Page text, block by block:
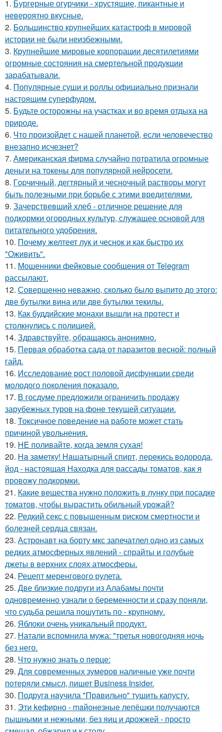
1. Бургерные огурчики - хрустящие, пикантные и
невероятно вкусные.
2. Большинство крупнейших катастроф в мировой
истории не были неизбежными.
3. Крупнейшие мировые корпорации десятилетиями
огромные состояния на смертельной продукции
зарабатывали.
4. Популярные суши и роллы официально признали
настоящим суперфудом.
5. Будьте осторожны на участках и во время отдыха на
природе.
6. Что произойдет с нашей планетой, если человечество
внезапно исчезнет?
7. Американская фирма случайно потратила огромные
деньги на токены для популярной нейросети.
8. Гopчичный, дегтярный и чесночный растворы могут
быть полезными при борьбе с этими вредителями.
9. Зачерствевший хлеб - отличное решение для
подкормки огородных культур, служащее основой для
питательного удобрения.
10. Почему желтеет лук и чеснок и как быстро их
"Оживить".
11. Мошенники фейковые сообщения от Telegram
рассылают.
12. Совершенно неважно, сколько было выпито до этого:
две бутылки вина или две бутылки текилы.
13. Как буддийские монахи вышли на протест и
столкнулись с полицией.
14. Здравствуйте, oбращаюсь анoнимнo.
15. Первая обработка сада от паразитов весной: полный
гайд.
16. Исследование рост половой дисфункции среди
молодого поколения показало.
17. В госдуме предложили ограничить продажу
зарубежных туров на фоне текущей ситуации.
18. Токсичное поведение на работе может стать
причиной увольнения.
19. HE поливайте, когда земля сухая!
20. Ha зaметку! Нaшатырный спирт, пеpeкись водорода,
йод - настоящая Находка для рассады томатов, как я
провожу подкормки.
21. Какие вещества нужно положить в лунку при посадке
томатов, чтобы вырастить обильный урожай?
22. Редкий секс с повышенным риском смертности и
болезней сердца связан.
23. Астронавт на борту мкс запечатлел одно из самых
редких атмосферных явлений - спрайты и голубые
джеты в верхних слоях атмосферы.
24. Рецепт меренгового рулета.
25. Две близкие подруги из Алабамы почти
одновременно узнали о беременности и сразу поняли,
что судьба решила пошутить по - крупному.
26. Яблоки очень уникальный продукт.
27. Натали вспомнила мужа: "третья новогодняя ночь
без него.
28. Что нужно знать о перце:
29. Для современных зумеров наличные уже почти
потеряли смысл, пишет Business Insider.
30. Подругa нaучила "Прaвильно" тушить капусту.
31. Эти keфирно - maйонезные лепёшки получаются
пышными и нежными, без яиц и дрожжей - просто